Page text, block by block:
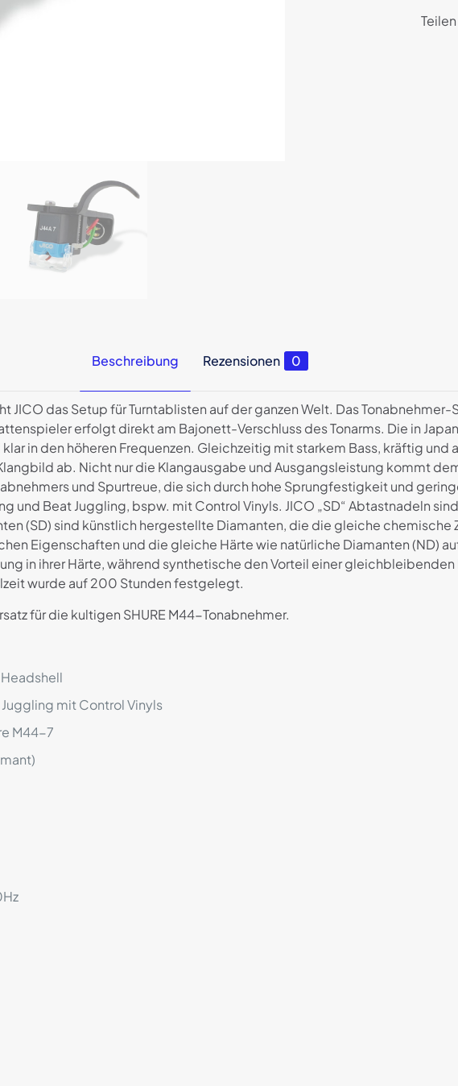
Teilen
Beschreibung Rezensionen 0
JICO das Setup für Turntablisten auf der ganzen Welt. Das
erfolgt direkt am Bajonett-Verschluss des Tonarms. Die in
in den höheren Frequenzen. Gleichzeitig mit starkem Bass, kräftig und
ab. Nicht nur die Klangausgabe und Ausgangsleistung kommt
und Spurtreue, die sich durch hohe Sprungfestigkeit und
und Beat Juggling, bspw. mit Control Vinyls. JICO „SD“ Abtastnadeln
(SD) sind künstlich hergestellte Diamanten, die die gleiche chemische
Eigenschaften und die gleiche Härte wie natürliche Diamanten (ND)
in ihrer Härte, während synthetische den Vorteil einer
wurde auf 200 Stunden festgelegt.
für die kultigen SHURE M44-Tonabnehmer.
mit Control Vinyls
M44-7